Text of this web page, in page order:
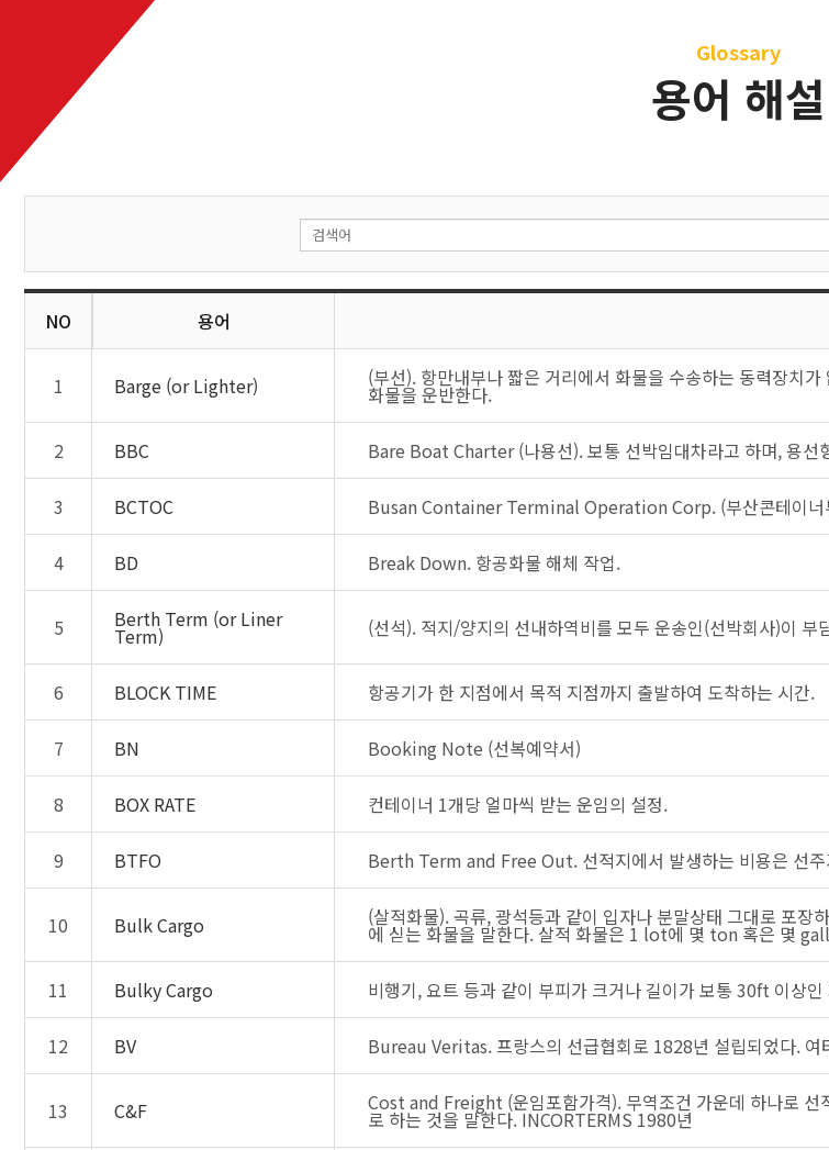
Glossary
용어 해설
NO 용어
1 Barge (or Lighter) (부선). 항만내부나 짧은 거리에서 화물을 수송하는 동력장치
화물을 운반한다.
2 BBC Bare Boat Charter (나용선). 보통 선박임대차라고 하며, 용선
3 BCTOC Busan Container Terminal Operation Corp. (부산콘테이너
4 BD Break Down. 항공화물 해체 작업.
5 Berth Term (or Liner
Term) (선석). 적지/양지의 선내하역비를 모두 운송인(선박회사)이 부
6 BLOCK TIME 항공기가 한 지점에서 목적 지점까지 출발하여 도착하는 시간.
7 BN Booking Note (선복예약서)
8 BOX RATE 컨테이너 1개당 얼마씩 받는 운임의 설정.
9 BTFO Berth Term and Free Out. 선적지에서 발생하는 비용은 선
10 Bulk Cargo (살적화물). 곡류, 광석등과 같이 입자나 분말상태 그대로 포
에 싣는 화물을 말한다. 살적 화물은 1 lot에 몇 ton 혹은 몇
11 Bulky Cargo 비행기, 요트 등과 같이 부피가 크거나 길이가 보통 30ft 이상
12 BV Bureau Veritas. 프랑스의 선급협회로 1828년 설립되었다.
13 C&F Cost and Freight (운임포함가격). 무역조건 가운데 하나로 선
로 하는 것을 말한다. INCORTERMS 1980년